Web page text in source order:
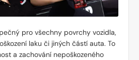
pro všechny povrchy vozidla,
laku či jiných částí auta. To
a zachování nepoškozeného